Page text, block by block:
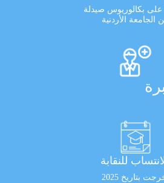
بكالوريوس صيدلة
الجامعة الأردنية
للنقابة
بتاريخ 2025